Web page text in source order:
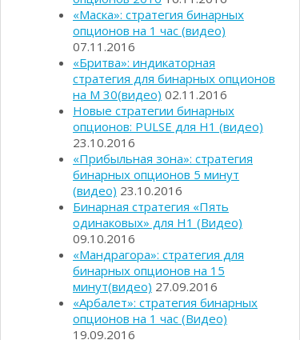
«Маска»: стратегия бинарных
опционов на 1 час (видео)
07.11.2016
«Бритва»: индикаторная
стратегия для бинарных опционов
на М 30(видео) 02.11.2016
Новые стратегии бинарных
опционов: PULSE для Н1 (видео)
23.10.2016
«Прибыльная зона»: стратегия
бинарных опционов 5 минут
(видео) 23.10.2016
Бинарная стратегия «Пять
одинаковых» для Н1 (Видео)
09.10.2016
«Мандрагора»: стратегия для
бинарных опционов на 15
минут(видео) 27.09.2016
«Арбалет»: стратегия бинарных
опционов на 1 час (Видео)
19.09.2016